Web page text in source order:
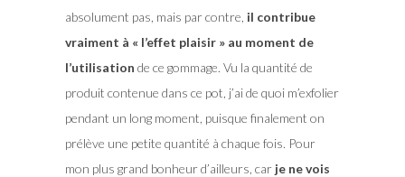
absolument pas, mais par contre, il contribue
vraiment à « l’effet plaisir » au moment de
l’utilisation de ce gommage. Vu la quantité de
produit contenue dans ce pot, j’ai de quoi m’exfolier
pendant un long moment, puisque finalement on
prélève une petite quantité à chaque fois. Pour
mon plus grand bonheur d’ailleurs, carje ne vois